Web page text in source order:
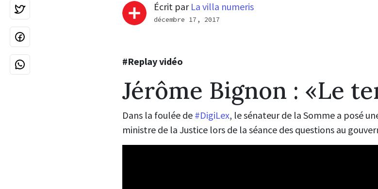
Écrit par La villa numeris
décembre 17, 2017
#Replay vidéo
Jérôme Bignon : «Le
Dans la foulée de #DigiLex, le sénateur de la Somme a posé
ministre de la Justice lors de la séance des questions au